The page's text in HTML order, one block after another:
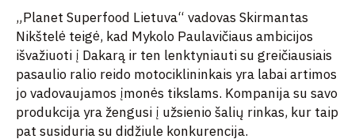
„Planet Superfood Lietuva“ vadovas Skirmantas
Nikštelė teigė, kad Mykolo Paulavičiaus ambicijos
išvažiuoti į Dakarą ir ten lenktyniauti su greičiausiais
pasaulio ralio reido motociklininkais yra labai artimos
jo vadovaujamos įmonės tikslams. Kompanija su savo
produkcija yra žengusi į užsienio šalių rinkas, kur taip
pat susiduria su didžiule konkurencija.